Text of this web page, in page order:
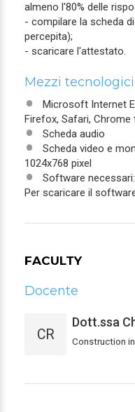
almeno l'80% delle
- compilare la scheda
percepita);
- scaricare l'attestato.
Mezzi
Microsoft Internet
Firefox, Safari,
Scheda audio
Scheda video e
1024x768 pixel
Software
Per scaricare il
FACULTY
Docente
CR
Dott.ssa
Construction